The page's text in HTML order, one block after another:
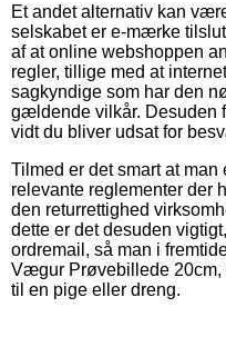
Et andet alternativ kan
selskabet er e-mærke
af at online webshoppen
regler, tillige med at
sagkyndige som har den
gældende vilkår. Desuden
vidt du bliver udsat for
Tilmed er det smart at
relevante reglementer der
den returrettighed
dette er det desuden
ordremail, så man i
Vægur Prøvebillede 20cm,
til en pige eller dreng.